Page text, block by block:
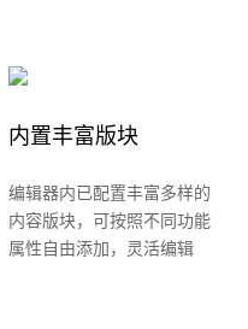
​内置丰富版块
​编辑器内已配置丰富多样的
内容版块，可按照不同功能
属性自由添加，灵活编辑